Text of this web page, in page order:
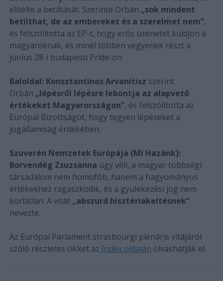
elítélte a betiltását. Szerinte Orbán „sok mindent
betilthat, de az embereket és a szerelmet nem”,
és felszólította az EP-t, hogy erős üzenetet küldjön a
magyaroknak, és minél többen vegyenek részt a
június 28-i budapesti Pride-on.
Baloldal: Konsztantinos Arvanitisz szerint
Orbán „lépésről lépésre lebontja az alapvető
értékeket Magyarországon”, és felszólította az
Európai Bizottságot, hogy tegyen lépéseket a
jogállamiság érdekében.
Szuverén Nemzetek Európája (Mi Hazánk):
Borvendég Zsuzsanna úgy véli, a magyar többségi
társadalom nem homofób, hanem a hagyományos
értékekhez ragaszkodik, és a gyülekezési jog nem
korlátlan. A vitát „abszurd hisztériakeltésnek”
nevezte.
Az Európai Parlament strasbourgi plenáris vitájáról
szóló részletes cikket az Index oldalán olvashatják el.